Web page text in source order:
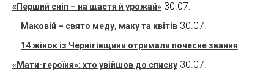
«Перший сніп – на щастя й урожай» 30.07.
Маковій – свято меду, маку та квітів 30.07.
14 жінок із Чернігівщини отримали почесне звання
«Мати-героїня»: хто увійшов до списку 30.07.